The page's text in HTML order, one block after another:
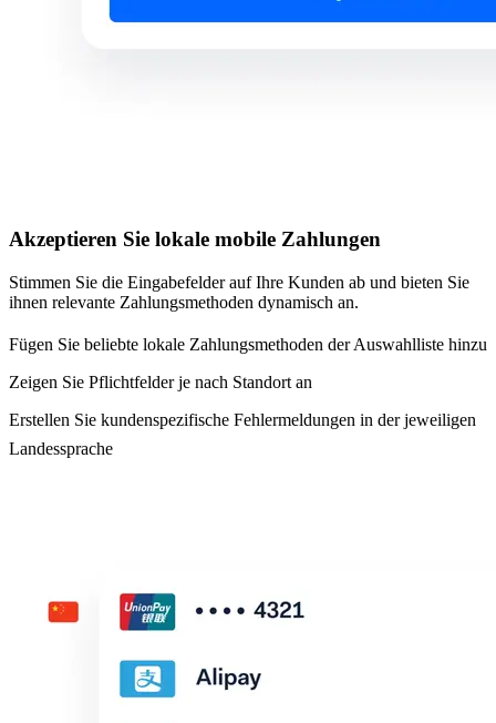
Akzeptieren Sie lokale mobile Zahlungen
Stimmen Sie die Eingabefelder auf Ihre Kunden ab und bieten Sie
ihnen relevante Zahlungsmethoden dynamisch an.
Fügen Sie beliebte lokale Zahlungsmethoden der Auswahlliste hinzu
Zeigen Sie Pflichtfelder je nach Standort an
Erstellen Sie kundenspezifische Fehlermeldungen in der jeweiligen
Landessprache